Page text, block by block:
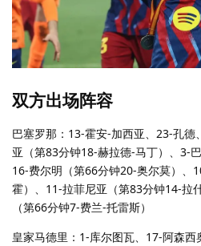
双方出场阵容
巴塞罗那：13-霍安-加西亚、23-孔
亚（第83分钟18-赫拉德-马丁）、3-
16-费尔明（第66分钟20-奥尔莫）、
霍）、11-拉菲尼亚（第83分钟14-拉
（第66分钟7-费兰-托雷斯）
皇家马德里：1-库尔图瓦、17-阿森